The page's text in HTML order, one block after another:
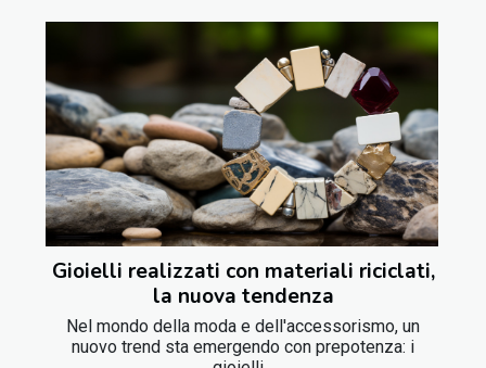
Gioielli realizzati con materiali riciclati,
la nuova tendenza
Nel mondo della moda e dell'accessorismo, un
nuovo trend sta emergendo con prepotenza: i